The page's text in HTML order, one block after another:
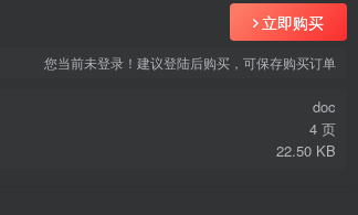
立即购买
您当前未登录！建议登陆后购买，可保存购买订单
doc
4 页
22.50 KB